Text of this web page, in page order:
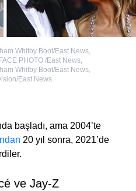
Whitby Boot/East News,
PHOTO /East News,
Whitby Boot/East News,
East News
başladı, ama 2004’te
20 yıl sonra, 2021’de
ve Jay-Z